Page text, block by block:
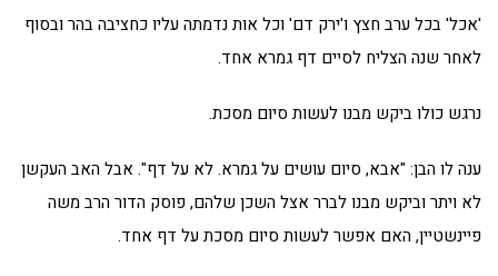
'אכל' בכל ערב חצץ ו'ירק דם' וכל אות נדמתה עליו כחציבה בהר ובסוף
לאחר שנה הצליח לסיים דף גמרא אחד.
נרגש כולו ביקש מבנו לעשות סיום מסכת.
ענה לו הבן: "אבא, סיום עושים על גמרא. לא על דף". אבל האב העקשן
לא ויתר וביקש מבנו לברר אצל השכן שלהם, פוסק הדור הרב משה
פיינשטיין, האם אפשר לעשות סיום מסכת על דף אחד.